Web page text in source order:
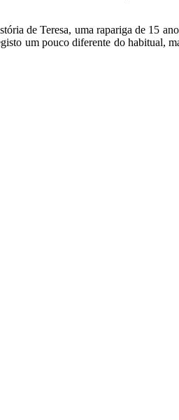
de Teresa, uma rapariga de 15
um pouco diferente do habitual,